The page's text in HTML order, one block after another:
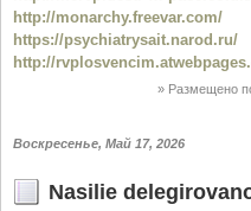
http://monarchy.freevar.com/
https://psychiatrysait.narod.ru/
http://
Размещено
Воскресенье, Май 17, 2026
Nasilie